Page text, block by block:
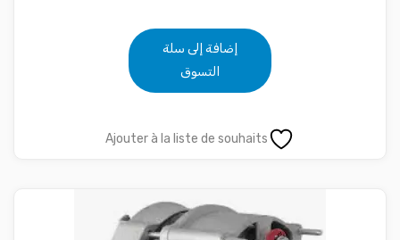
إضافة إلى سلة
التسوق
Ajouter à la liste de souhaits